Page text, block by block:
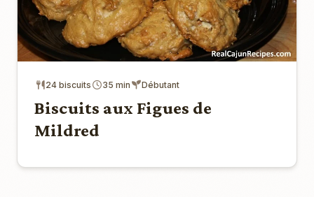
24 biscuits 35 min Débutant
Biscuits aux Figues de
Mildred